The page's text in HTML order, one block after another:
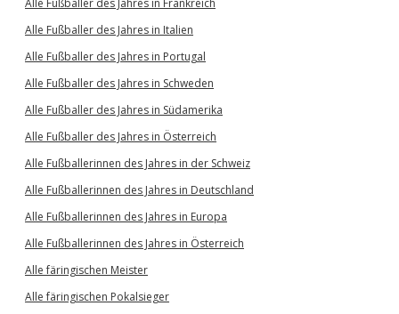
Alle Fußballer des Jahres in Frankreich
Alle Fußballer des Jahres in Italien
Alle Fußballer des Jahres in Portugal
Alle Fußballer des Jahres in Schweden
Alle Fußballer des Jahres in Südamerika
Alle Fußballer des Jahres in Österreich
Alle Fußballerinnen des Jahres in der Schweiz
Alle Fußballerinnen des Jahres in Deutschland
Alle Fußballerinnen des Jahres in Europa
Alle Fußballerinnen des Jahres in Österreich
Alle färingischen Meister
Alle färingischen Pokalsieger